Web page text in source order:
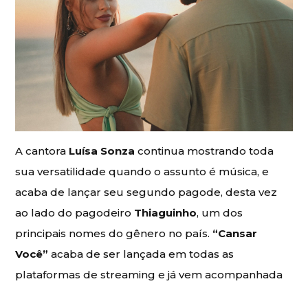
A cantora Luísa Sonza continua mostrando toda
sua versatilidade quando o assunto é música, e
acaba de lançar seu segundo pagode, desta vez
ao lado do pagodeiro Thiaguinho, um dos
principais nomes do gênero no país. “Cansar
Você” acaba de ser lançada em todas as
plataformas de streaming e já vem acompanhada